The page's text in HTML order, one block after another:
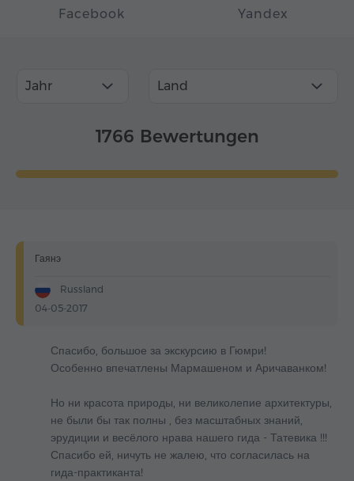
Facebook Yandex
Jahr Land
1766 Bewertungen
Гаянэ
Russland
04-05-2017
Спасибо, большое за экскурсию в Гюмри!
Особенно впечатлены Мармашеном и Аричаванком!
Но ни красота природы, ни великолепие архитектуры,
не были бы так полны , без масштабных знаний,
эрудиции и весёлого нрава нашего гида - Татевика !!!
Спасибо ей, ничуть не жалею, что согласилась на
гида-практиканта!